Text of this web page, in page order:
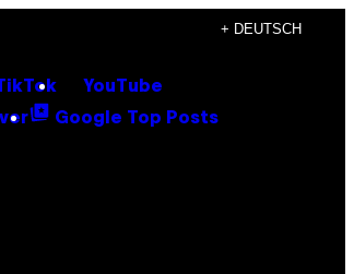
+ DEUTSCH
TikTok YouTube
Google Top Posts